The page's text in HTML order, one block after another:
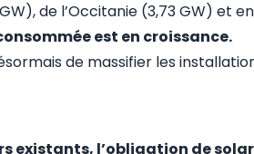
de l’Occitanie (3,73 GW) et
est en croissance.
de massifier les
l’obligation de